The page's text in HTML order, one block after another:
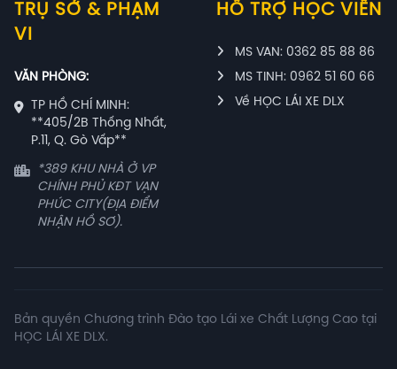
TRỤ SỞ & PHẠM
VI
VĂN PHÒNG:
TP HỒ CHÍ MINH:
**405/2B Thống Nhất,
P.11, Q. Gò Vấp**
*389 KHU NHÀ Ở VP
CHÍNH PHỦ KĐT VẠN
PHÚC CITY(ĐỊA ĐIỂM
NHẬN HỒ SƠ).
HỖ TRỢ HỌC VIÊN
MS VAN: 0362 85 88 86
MS TINH: 0962 51 60 66
Về HỌC LÁI XE DLX
Bản quyền Chương trình Đào tạo Lái xe Chất Lượng Cao tại
HỌC LÁI XE DLX.